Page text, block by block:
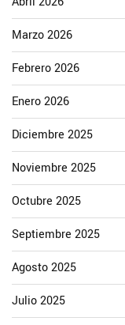
Marzo 2026
Febrero 2026
Enero 2026
Diciembre 2025
Noviembre 2025
Octubre 2025
Septiembre 2025
Agosto 2025
Julio 2025